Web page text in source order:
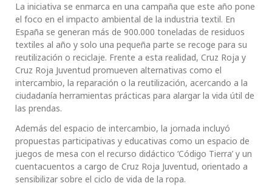
La iniciativa se enmarca en una campaña que este año pone
el foco en el impacto ambiental de la industria textil. En
España se generan más de 900.000 toneladas de residuos
textiles al año y solo una pequeña parte se recoge para su
reutilización o reciclaje. Frente a esta realidad, Cruz Roja y
Cruz Roja Juventud promueven alternativas como el
intercambio, la reparación o la reutilización, acercando a la
ciudadanía herramientas prácticas para alargar la vida útil de
las prendas.
Además del espacio de intercambio, la jornada incluyó
propuestas participativas y educativas como un espacio de
juegos de mesa con el recurso didáctico ‘Código Tierra’ y un
cuentacuentos a cargo de Cruz Roja Juventud, orientado a
sensibilizar sobre el ciclo de vida de la ropa.